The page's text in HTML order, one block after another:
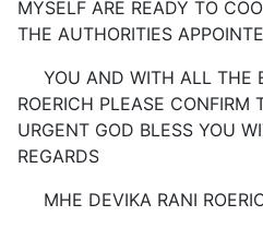
MYSELF ARE READY TO
THE AUTHORITIES
YOU AND WITH ALL THE
ROERICH PLEASE CONFIRM
URGENT GOD BLESS YOU
REGARDS
МНЕ DEVIKA RANI